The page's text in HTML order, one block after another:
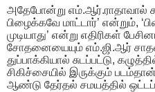
அதேபோன்று எம்.ஆர்.ராதாவால்
பிழைக்கவே மாட்டார்’ என்றும்,
முடியாது’ என்று எதிரிகள்
சோதனையையும் எம்.ஜி.ஆர்
துப்பாக்கியால் சுடப்பட்டு,
சிகிச்சையில் இருக்கும்
ஆண்டு தேர்தல் சமயத்தில்